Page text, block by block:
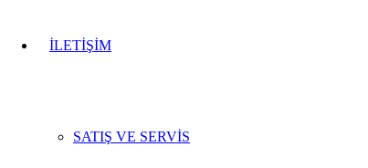
İLETİŞİM
SATIŞ VE SERVİS